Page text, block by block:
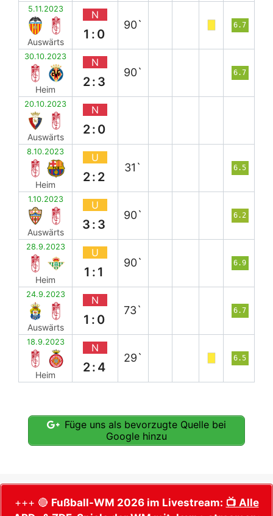
5.11.2023
Auswärts
N
1:0
90` 6.7
30.10.2023
Heim
N
2:3
90` 6.7
20.10.2023
Auswärts
N
2:0
8.10.2023
Heim
U
2:2
31` 6.5
1.10.2023
Auswärts
U
3:3
90` 6.2
28.9.2023
Heim
U
1:1
90` 6.9
24.9.2023
Auswärts
N
1:0
73` 6.7
18.9.2023
Heim
N
2:4
29` 6.5
Füge uns als bevorzugte Quelle bei
Google hinzu
+++ 🔴 Fußball-WM 2026 im Livestream: 📺 Alle